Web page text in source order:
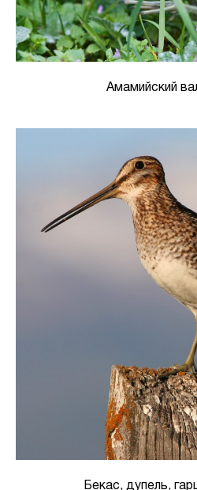
Амамийский
Бекас, дупель,